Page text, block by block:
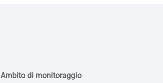
Ambito di monitoraggio